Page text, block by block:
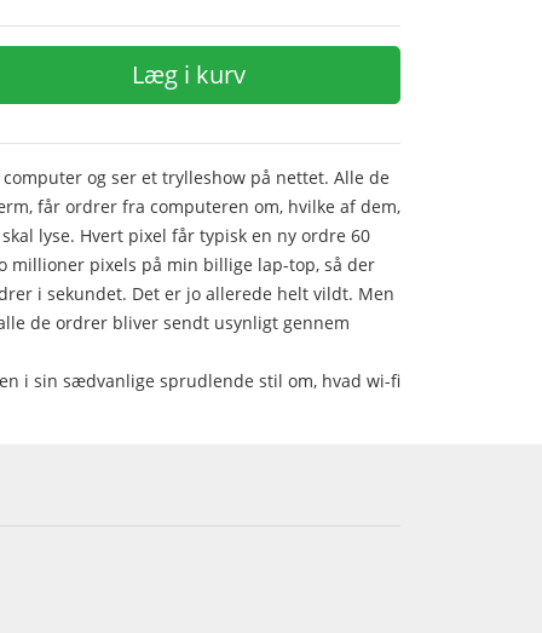
Læg i kurv
og ser et trylleshow på nettet. Alle de
får ordrer fra computeren om, hvilke af dem,
lyse. Hvert pixel får typisk en ny ordre 60
millioner pixels på min billige lap-top, så der
i sekundet. Det er jo allerede helt vildt. Men
de ordrer bliver sendt usynligt gennem
i sin sædvanlige sprudlende stil om, hvad wi-fi